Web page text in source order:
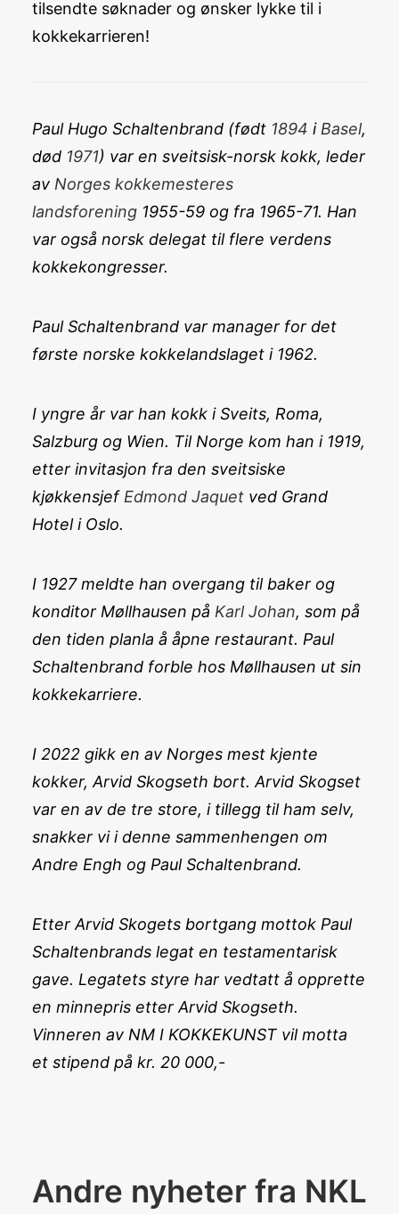
tilsendte søknader og ønsker lykke til i
kokkekarrieren!
Paul Hugo Schaltenbrand (født 1894 i Basel,
død 1971) var en sveitsisk-norsk kokk, leder
av Norges kokkemesteres
landsforening 1955-59 og fra 1965-71. Han
var også norsk delegat til flere verdens
kokkekongresser.
Paul Schaltenbrand var manager for det
første norske kokkelandslaget i 1962.
I yngre år var han kokk i Sveits, Roma,
Salzburg og Wien. Til Norge kom han i 1919,
etter invitasjon fra den sveitsiske
kjøkkensjef Edmond Jaquet ved Grand
Hotel i Oslo.
I 1927 meldte han overgang til baker og
konditor Møllhausen på Karl Johan, som på
den tiden planla å åpne restaurant. Paul
Schaltenbrand forble hos Møllhausen ut sin
kokkekarriere.
I 2022 gikk en av Norges mest kjente
kokker, Arvid Skogseth bort. Arvid Skogset
var en av de tre store, i tillegg til ham selv,
snakker vi i denne sammenhengen om
Andre Engh og Paul Schaltenbrand.
Etter Arvid Skogets bortgang mottok Paul
Schaltenbrands legat en testamentarisk
gave. Legatets styre har vedtatt å opprette
en minnepris etter Arvid Skogseth.
Vinneren av NM I KOKKEKUNST vil motta
et stipend på kr. 20 000,-
Andre nyheter fra NKL